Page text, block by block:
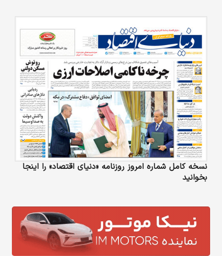
نسخه کامل شماره امروز روزنامه «دنیای‌ اقتصاد» را اینجا
بخوانید